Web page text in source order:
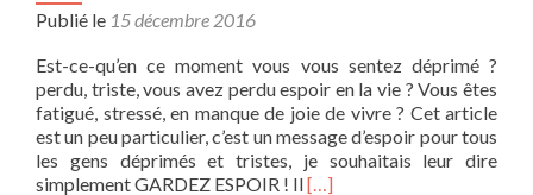
Publié le 15 décembre 2016
Est-ce-qu’en ce moment vous vous sentez déprimé ?
perdu, triste, vous avez perdu espoir en la vie ? Vous êtes
fatigué, stressé, en manque de joie de vivre ? Cet article
est un peu particulier, c’est un message d’espoir pour tous
les gens déprimés et tristes, je souhaitais leur dire
simplement GARDEZ ESPOIR ! IlEn
[…]